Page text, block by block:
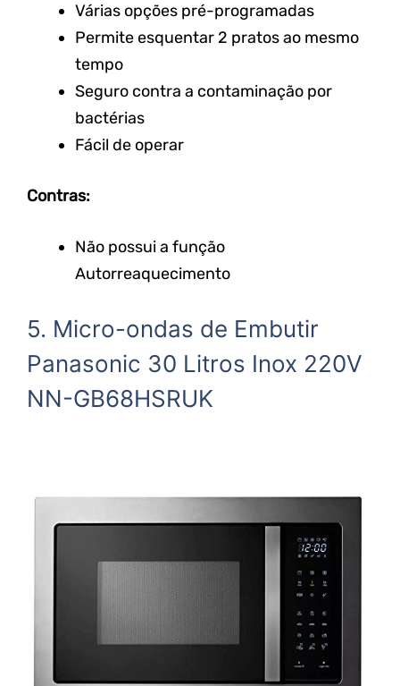
Várias opções pré-programadas
Permite esquentar 2 pratos ao mesmo
tempo
Seguro contra a contaminação por
bactérias
Fácil de operar
Contras:
Não possui a função
Autorreaquecimento
5. Micro-ondas de Embutir
Panasonic 30 Litros Inox 220V
NN-GB68HSRUK